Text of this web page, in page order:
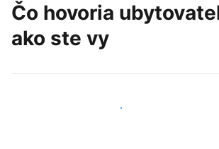
Čo hovoria
ako ste vy
Pridať sa k podobným ubytovateľom